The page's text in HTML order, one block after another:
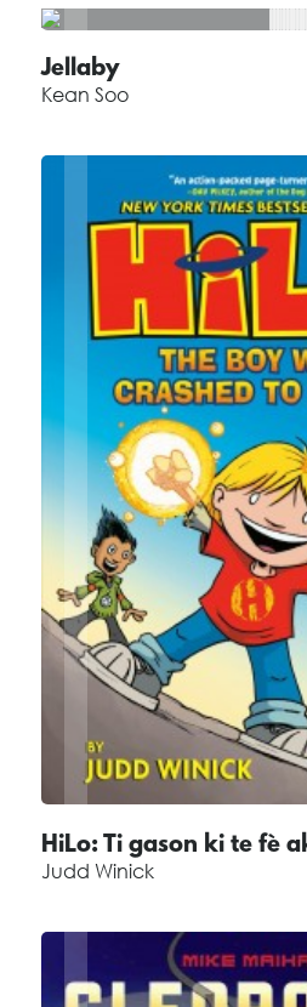
Jellaby
Kean Soo
HiLo: Ti gason ki te fè
Judd Winick